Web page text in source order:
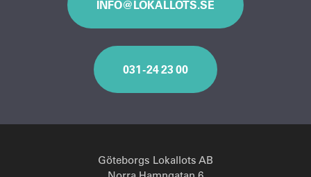
INFO@LOKALLOTS.SE
031 - 24 23 00
Göteborgs Lokallots AB